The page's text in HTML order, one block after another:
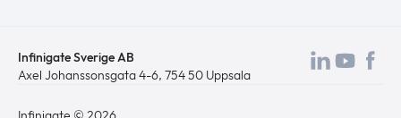
Infinigate Sverige AB
Axel Johanssonsgata 4-6, 754 50 Uppsala
Besök